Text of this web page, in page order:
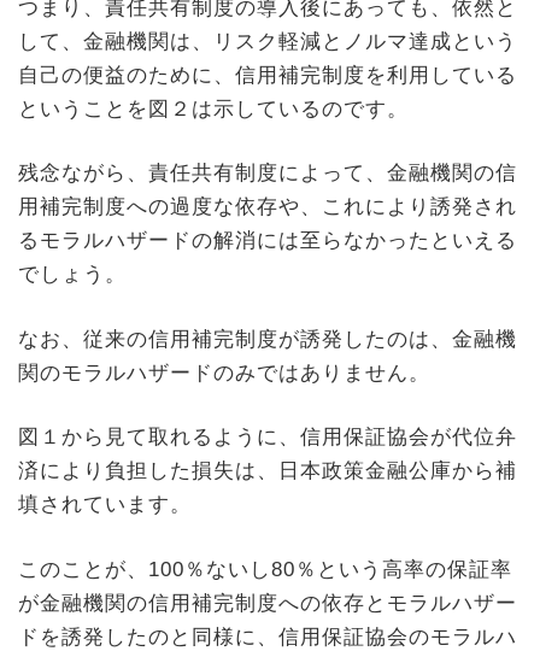
つまり、責任共有制度の導入後にあっても、依然と
して、金融機関は、リスク軽減とノルマ達成という
自己の便益のために、信用補完制度を利用している
ということを図２は示しているのです。
残念ながら、責任共有制度によって、金融機関の信
用補完制度への過度な依存や、これにより誘発され
るモラルハザードの解消には至らなかったといえる
でしょう。
なお、従来の信用補完制度が誘発したのは、金融機
関のモラルハザードのみではありません。
図１から見て取れるように、信用保証協会が代位弁
済により負担した損失は、日本政策金融公庫から補
填されています。
このことが、100％ないし80％という高率の保証率
が金融機関の信用補完制度への依存とモラルハザー
ドを誘発したのと同様に、信用保証協会のモラルハ